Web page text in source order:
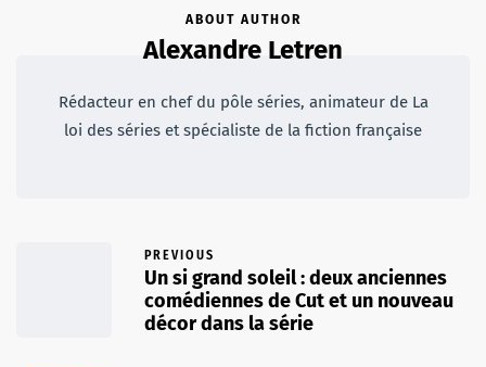
ABOUT AUTHOR
Alexandre Letren
Rédacteur en chef du pôle séries, animateur de La
loi des séries et spécialiste de la fiction française
PREVIOUS
Un si grand soleil : deux anciennes
comédiennes de Cut et un nouveau
décor dans la série